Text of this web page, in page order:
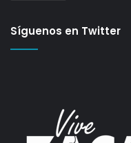
Síguenos en Twitter